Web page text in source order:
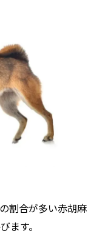
割合が多い赤胡麻
ます。